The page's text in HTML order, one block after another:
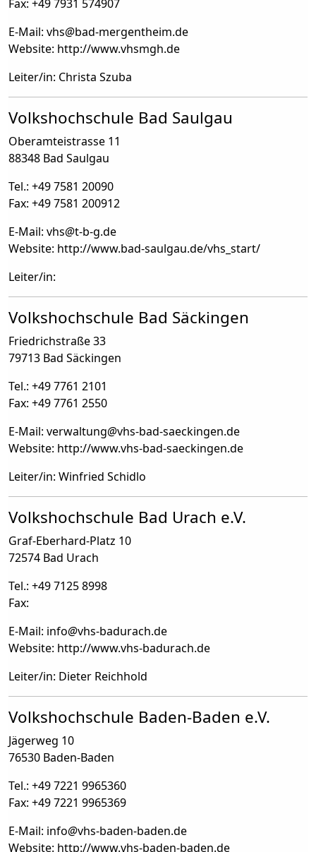
Fax: +49 7931 574907
E-Mail: vhs@bad-mergentheim.de
Website: http://www.vhsmgh.de
Leiter/in: Christa Szuba
Volkshochschule Bad Saulgau
Oberamteistrasse 11
88348 Bad Saulgau
Tel.: +49 7581 20090
Fax: +49 7581 200912
E-Mail: vhs@t-b-g.de
Website: http://www.bad-saulgau.de/vhs_start/
Leiter/in:
Volkshochschule Bad Säckingen
Friedrichstraße 33
79713 Bad Säckingen
Tel.: +49 7761 2101
Fax: +49 7761 2550
E-Mail: verwaltung@vhs-bad-saeckingen.de
Website: http://www.vhs-bad-saeckingen.de
Leiter/in: Winfried Schidlo
Volkshochschule Bad Urach e.V.
Graf-Eberhard-Platz 10
72574 Bad Urach
Tel.: +49 7125 8998
Fax:
E-Mail: info@vhs-badurach.de
Website: http://www.vhs-badurach.de
Leiter/in: Dieter Reichhold
Volkshochschule Baden-Baden e.V.
Jägerweg 10
76530 Baden-Baden
Tel.: +49 7221 9965360
Fax: +49 7221 9965369
E-Mail: info@vhs-baden-baden.de
Website: http://www.vhs-baden-baden.de